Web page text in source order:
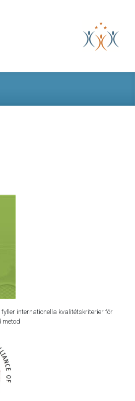
internationella kvalitétskriterier för
metod